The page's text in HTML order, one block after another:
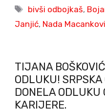
Tags
bivši odbojkaš,
Janjić, Nada
TIJANA
ODLUKU!
DONELA ODLUKU
KARIJERE.